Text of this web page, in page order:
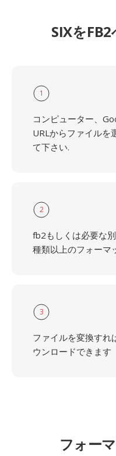
SIXを
1
コンピューター、
URLからファイルを
て下さい.
2
fb2もしくは必要な
種類以上のフォーマ
3
ファイルを変換すれ
ウンロードできます
フォー